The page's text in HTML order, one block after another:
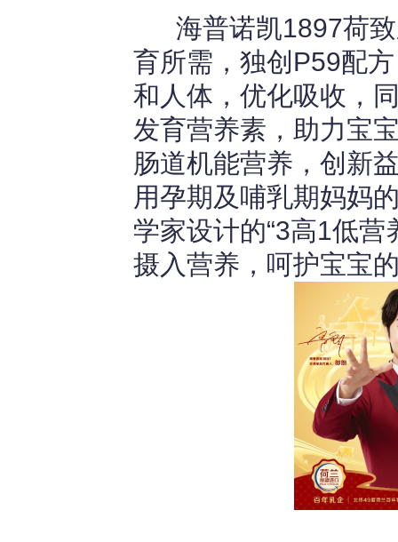
海普诺凯1897荷致
育所需，独创P59配
和人体，优化吸收，
发育营养素，助力宝
肠道机能营养，创新
用孕期及哺乳期妈妈
学家设计的“3高1低
摄入营养，呵护宝宝